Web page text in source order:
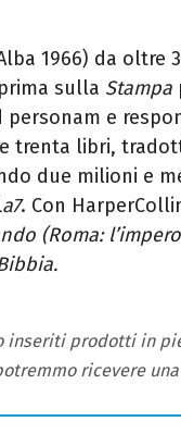
1966) da oltre
sulla Stampa
personam e
trenta libri,
due milioni e
. Con
(Roma:
inseriti prodotti in
ricevere